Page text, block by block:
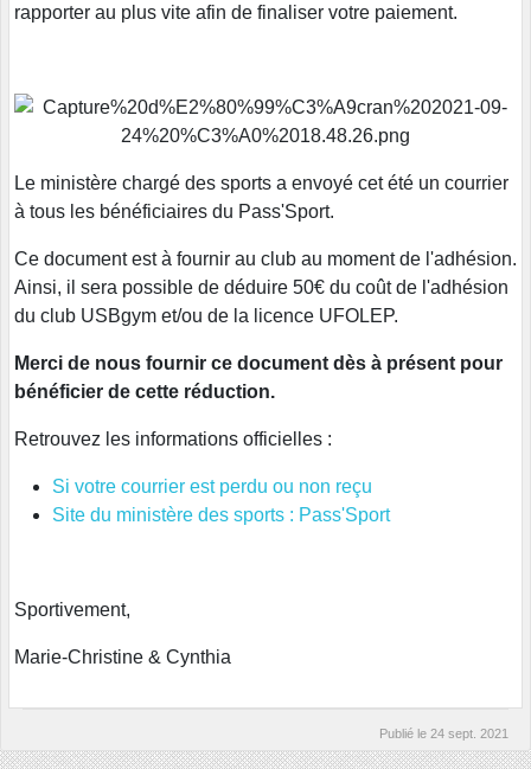
rapporter au plus vite afin de finaliser votre paiement.
Le ministère chargé des sports a envoyé cet été un courrier
à tous les bénéficiaires du Pass'Sport.
Ce document est à fournir au club au moment de l'adhésion.
Ainsi, il sera possible de déduire 50€ du coût de l'adhésion
du club USBgym et/ou de la licence UFOLEP.
Merci de nous fournir ce document dès à présent pour
bénéficier de cette réduction.
Retrouvez les informations officielles :
Si votre courrier est perdu ou non reçu
Site du ministère des sports : Pass'Sport
Sportivement,
Marie-Christine & Cynthia
Publié le 24 sept. 2021